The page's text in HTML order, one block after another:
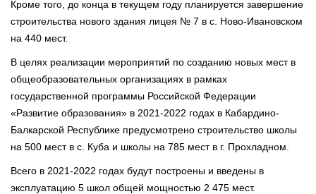
Кроме того, до конца в текущем году планируется завершение
строительства нового здания лицея № 7 в с. Ново-Ивановском
на 440 мест.
В целях реализации мероприятий по созданию новых мест в
общеобразовательных организациях в рамках
государственной программы Российской Федерации
«Развитие образования» в 2021-2022 годах в Кабардино-
Балкарской Республике предусмотрено строительство школы
на 500 мест в с. Куба и школы на 785 мест в г. Прохладном.
Всего в 2021-2022 годах будут построены и введены в
эксплуатацию 5 школ общей мощностью 2 475 мест.